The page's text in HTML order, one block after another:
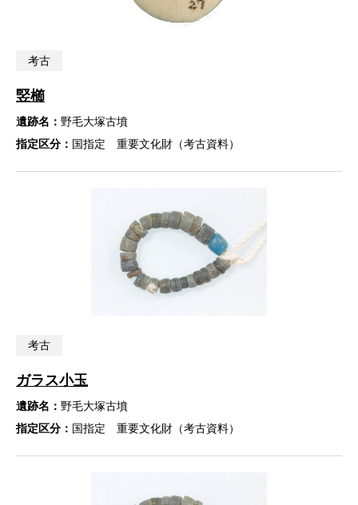
考古
竪櫛
遺跡名： 野毛大塚古墳
指定区分： 国指定 重要文化財（考古資料）
考古
ガラス小玉
遺跡名： 野毛大塚古墳
指定区分： 国指定 重要文化財（考古資料）